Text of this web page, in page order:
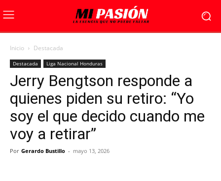
Inicio Destacada
Destacada Liga Nacional Honduras
Jerry Bengtson responde a
quienes piden su retiro: “Yo
soy el que decido cuando me
voy a retirar”
Por Gerardo Bustillo - mayo 13, 2026